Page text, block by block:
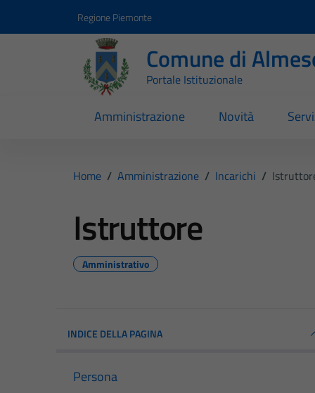
Regione Piemonte
Comune di
Portale Istituzionale
Amministrazione Novità
Home / Amministrazione / Incarichi /
Istruttore
Amministrativo
INDICE DELLA PAGINA
Persona